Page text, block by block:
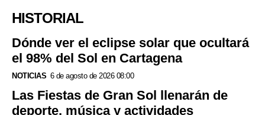
HISTORIAL
Dónde ver el eclipse solar que ocultará
el 98% del Sol en Cartagena
NOTICIAS 6 de agosto de 2026 08:00
Las Fiestas de Gran Sol llenarán de
deporte, música y actividades